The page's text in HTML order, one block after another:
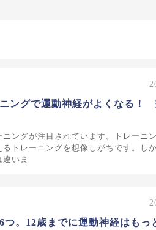
ングで運動神経がよくなる！
ングが注目されています。トレーニ
トレーニングを想像しがちです。し
いま
つ。12歳までに運動神経はもっ